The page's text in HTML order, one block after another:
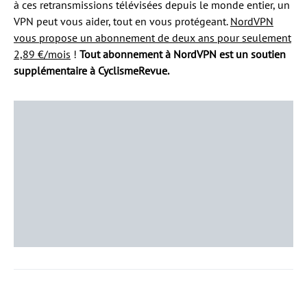
à ces retransmissions télévisées depuis le monde entier, un
VPN peut vous aider, tout en vous protégeant. NordVPN
vous propose un abonnement de deux ans pour seulement
2,89 €/mois ! Tout abonnement à NordVPN est un soutien
supplémentaire à CyclismeRevue.